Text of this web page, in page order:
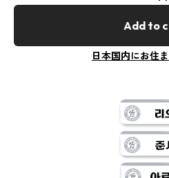
Add to
日本国内にお住